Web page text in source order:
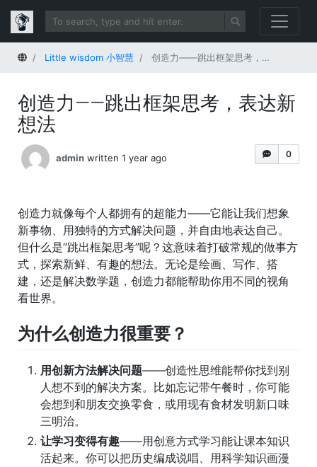
HomeLittle wisdom 小智慧 创造力——跳出框架思考，表达新想法
创造力——跳出框架思考，表达新
想法
0
admin written 1 year ago
创造力就像每个人都拥有的超能力——它能让我们想象
新事物、用独特的方式解决问题，并自由地表达自己。
但什么是”跳出框架思考”呢？这意味着打破常规的做事方
式，探索新鲜、有趣的想法。无论是绘画、写作、搭
建，还是解决数学题，创造力都能帮助你用不同的视角
看世界。
为什么创造力很重要？
用创新方法解决问题——创造性思维能帮你找到别
人想不到的解决方案。比如忘记带午餐时，你可能
会想到和朋友交换零食，或用现有食材发明新口味
三明治。
让学习变得有趣——用创意方式学习能让课本知识
活起来。你可以把历史编成说唱、用科学知识画漫